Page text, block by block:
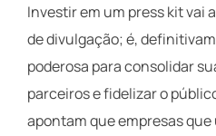
Investir em um press kit vai
de divulgação; é,
poderosa para consolidar
parceiros e fidelizar o
apontam que empresas